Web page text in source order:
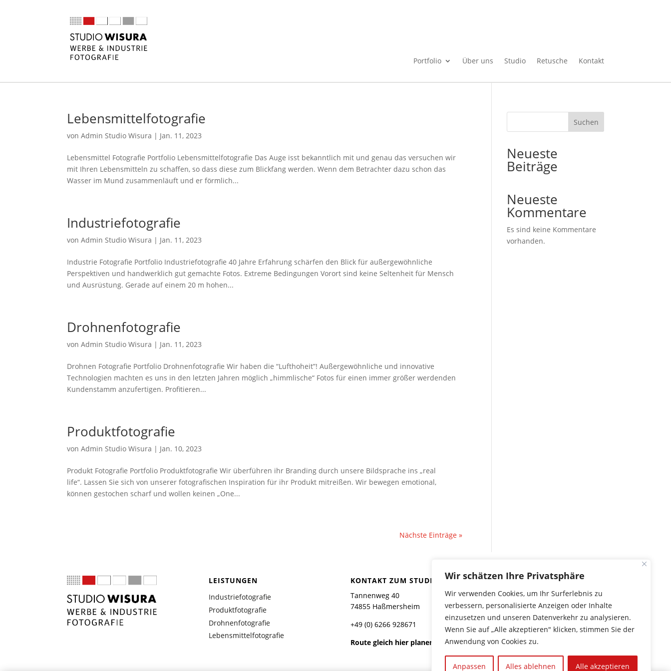
Wir schätzen Ihre Privatsphäre
Wir verwenden Cookies, um Ihr Surferlebnis zu
verbessern, personalisierte Anzeigen oder Inhalte
einzusetzen und unseren Datenverkehr zu analysieren.
Wenn Sie auf „Alle akzeptieren" klicken, stimmen Sie der
Anwendung von Cookies zu.
Anpassen Alles ablehnen Alle akzeptieren
Portfolio Über uns Studio Retusche Kontakt
Lebensmittelfotografie
vonAdmin Studio Wisura | Jan. 11, 2023
Lebensmittel Fotografie Portfolio Lebensmittelfotografie Das Auge isst bekanntlich mit und genau das versuchen wir
mit Ihren Lebensmitteln zu schaffen, so dass diese zum Blickfang werden. Wenn dem Betrachter dazu schon das
Wasser im Mund zusammenläuft und er förmlich...
Industriefotografie
vonAdmin Studio Wisura | Jan. 11, 2023
Industrie Fotografie Portfolio Industriefotografie 40 Jahre Erfahrung schärfen den Blick für außergewöhnliche
Perspektiven und handwerklich gut gemachte Fotos. Extreme Bedingungen Vorort sind keine Seltenheit für Mensch
und Ausrüstung. Gerade auf einem 20 m hohen...
Drohnenfotografie
vonAdmin Studio Wisura | Jan. 11, 2023
Drohnen Fotografie Portfolio Drohnenfotografie Wir haben die “Lufthoheit”! Außergewöhnliche und innovative
Technologien machten es uns in den letzten Jahren möglich „himmlische“ Fotos für einen immer größer werdenden
Kundenstamm anzufertigen. Profitieren...
Produktfotografie
vonAdmin Studio Wisura | Jan. 10, 2023
Produkt Fotografie Portfolio Produktfotografie Wir überführen ihr Branding durch unsere Bildsprache ins „real
life“. Lassen Sie sich von unserer fotografischen Inspiration für ihr Produkt mitreißen. Wir bewegen emotional,
können gestochen scharf und wollen keinen „One...
Nächste Einträge »
Suchen
Neueste
Beiträge
Neueste
Kommentare
Es sind keine Kommentare
vorhanden.
LEISTUNGEN
Industriefotografie
Produktfotografie
Drohnenfotografie
Lebensmittelfotografie
KONTAKT ZUM STUDIO
Tannenweg 40
74855 Haßmersheim
+49 (0) 6266 928671
Route gleich hier planen!
FOLGT UNS HIER